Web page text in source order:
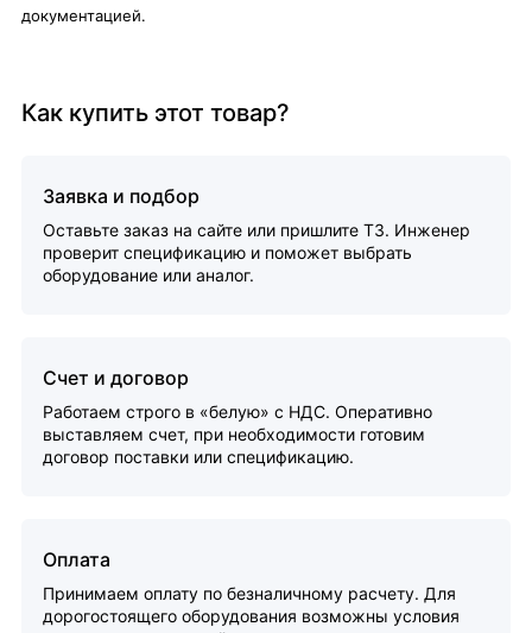
документацией.
Как купить этот товар?
Заявка и подбор
Оставьте заказ на сайте или пришлите ТЗ. Инженер
проверит спецификацию и поможет выбрать
оборудование или аналог.
Счет и договор
Работаем строго в «белую» с НДС. Оперативно
выставляем счет, при необходимости готовим
договор поставки или спецификацию.
Оплата
Принимаем оплату по безналичному расчету. Для
дорогостоящего оборудования возможны условия